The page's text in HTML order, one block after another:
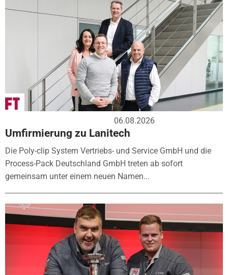
06.08.2026
Umfirmierung zu Lanitech
Die Poly-clip System Vertriebs- und Service GmbH und die
Process-Pack Deutschland GmbH treten ab sofort
gemeinsam unter einem neuen Namen...